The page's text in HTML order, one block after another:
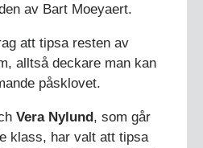
av Bart Moeyaert.
att tipsa resten av
alltså deckare man kan
påsklovet.
Vera Nylund, som går
klass, har valt att tipsa